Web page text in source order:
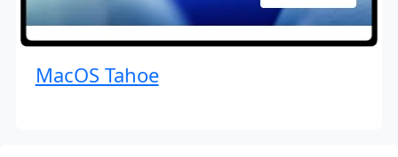
MacOS Tahoe